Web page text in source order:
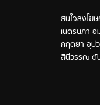
สนใจลงโฆ
เนตรนภา
กฤตยา อุป
สินีวรรณ ตั